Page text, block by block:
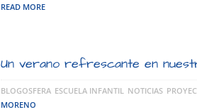
READ MORE
Un verano refrescante en
BLOGOSFERA ESCUELA INFANTIL NOTICIAS
MORENO